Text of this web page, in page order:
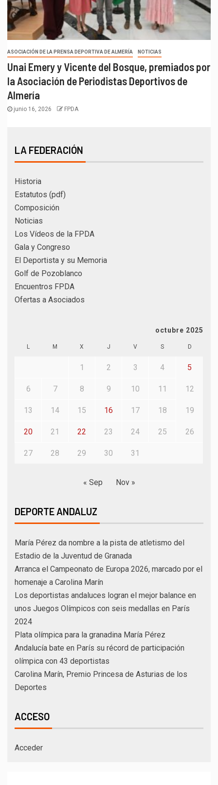
ASOCIACIÓN DE LA PRENSA DEPORTIVA DE ALMERÍA NOTICIAS
Unai Emery y Vicente del Bosque, premiados por
la Asociación de Periodistas Deportivos de
Almería
junio 16, 2026 FPDA
LA FEDERACIÓN
Historia
Estatutos (pdf)
Composición
Noticias
Los Vídeos de la FPDA
Gala y Congreso
El Deportista y su Memoria
Golf de Pozoblanco
Encuentros FPDA
Ofertas a Asociados
octubre 2025
L M X J V S D
1 2 3 4 5
6 7 8 9 10 11 12
13 14 15 16 17 18 19
20 21 22 23 24 25 26
27 28 29 30 31
« Sep Nov »
DEPORTE ANDALUZ
María Pérez da nombre a la pista de atletismo del
Estadio de la Juventud de Granada
Arranca el Campeonato de Europa 2026, marcado por el
homenaje a Carolina Marín
Los deportistas andaluces logran el mejor balance en
unos Juegos Olímpicos con seis medallas en París
2024
Plata olímpica para la granadina María Pérez
Andalucía bate en París su récord de participación
olímpica con 43 deportistas
Carolina Marín, Premio Princesa de Asturias de los
Deportes
ACCESO
Acceder